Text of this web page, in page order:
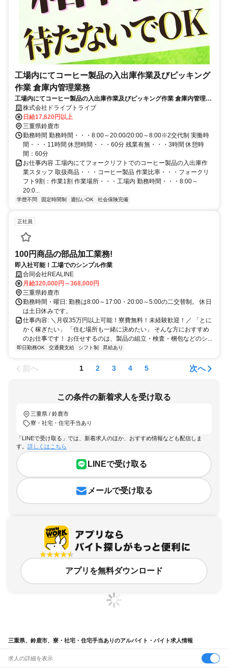
工場内にてコーヒー製品の入出庫作業及びピッキング
作業 倉庫内管理業務
工場内にてコーヒー製品の入出庫作業及びピッキング作業 倉庫内管理業
務/週払いOK/学歴不問/社会保険完備/鈴鹿市
株式会社ドライブトライブ
日給17,620円以上
三重県鈴鹿市
勤務時間 勤務時間・・・8:00～20:00/20:00～8:00※2交代制 実働時
間・・・11時間 休憩時間・・・60分 残業有無・・・3時間 休憩時
間：60分
お仕事内容 工場内にてフォークリフトでのコーヒー製品の入出庫作
業スタッフ 取扱商品・・・コーヒー製品 作業比率・・・フォークリ
フト9割：作業1割 作業場所・・・工場内 勤務時間・・・8:00～
20:0...
学歴不問 固定時間制 週払いOK 社会保険完備
正社員
100円商品の部品加工業務!
即入社可能！工場でのシンプル作業
合同会社REALINE
月給320,000円～368,000円
三重県鈴鹿市
勤務時間・曜日: 勤務は8:00～17:00・20:00～5:00の二交替制。 休日
は土日休みです。
仕事内容: ＼月収35万円以上可能！寮費無料！未経験歓迎！／ 「とに
かく稼ぎたい」 「住む場所も一緒に決めたい」 そんな方におすすめ
のお仕事です！ お任せするのは、製品の組立・検査・梱包などのシ...
即日勤務OK 交通費支給 シフト制 昇給あり
前へ 1 2 3 4 5 次へ
この条件の新着求人を受け取る
三重県 / 鈴鹿市
寮・社宅・住宅手当あり
「LINEで受け取る」では、新着求人のほか、おすすめ情報なども配信しま
す。 詳しくはこちら
LINEで受け取る
メールで受け取る
アプリを無料ダウンロード
三重県、鈴鹿市、寮・社宅・住宅手当ありのアルバイト・バイト求人情報
求人の詳細を表示